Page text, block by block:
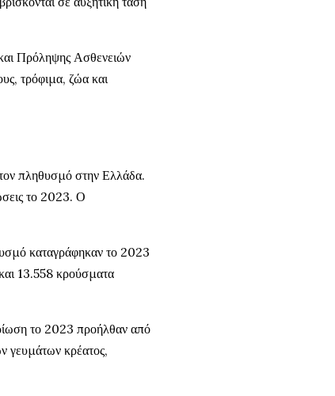
Πρόληψης Ασθενειών
τρόφιμα, ζώα και
πληθυσμό στην Ελλάδα.
το 2023. Ο
καταγράφηκαν το 2023
13.558 κρούσματα
το 2023 προήλθαν από
γευμάτων κρέατος,